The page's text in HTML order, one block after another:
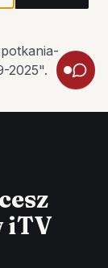
2025".
iTV